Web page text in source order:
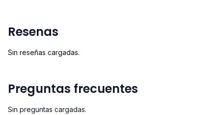
Resenas
Sin reseñas cargadas.
Preguntas frecuentes
Sin preguntas cargadas.